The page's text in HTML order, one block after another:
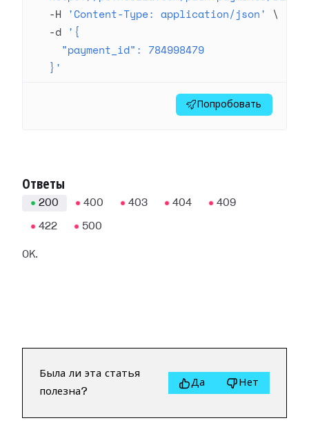
  -H
'Content-Type: application/json'
\
  -d
'{
    "payment_id": 784998479
  }'
Попробовать
Ответы
200 400 403 404 409
422 500
OK.
Была ли эта статья
полезна?
Да Нет